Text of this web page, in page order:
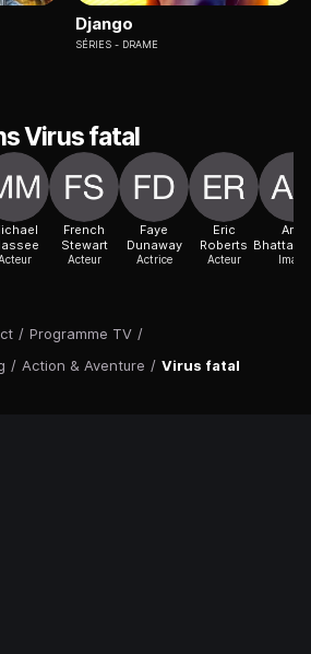
/ Programme TV /
/ Action & Aventure / Virus fatal
Django
SÉRIES DRAME
Virus fatal
French
Stewart
Acteur
Faye
Dunaway
Actrice
Eric
Roberts
Acteur
Amit
Image